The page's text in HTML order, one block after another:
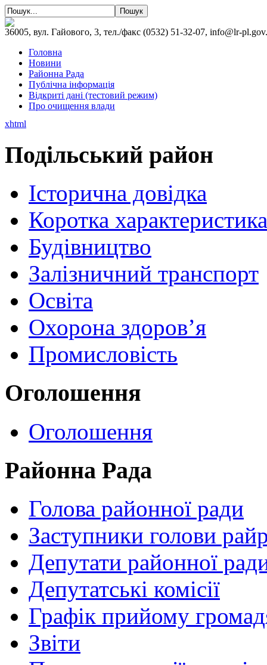
36005, вул. Гайового, 3, тел./факс (0532) 51-32-07, info@lr-
Головна
Новини
Районна Рада
Публічна інформація
Відкриті дані (тестовий режим)
Про очищення влади
xhtml
Подільський район
Історична довідка
Коротка характеристика
Будівництво
Залізничний транспорт
Освіта
Охорона здоров’я
Промисловість
Оголошення
Оголошення
Районна Рада
Голова районної ради
Заступники голови
Депутати районної
Депутатські комісії
Графік прийому
Звіти